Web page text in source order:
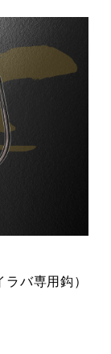
バ専用鈎）